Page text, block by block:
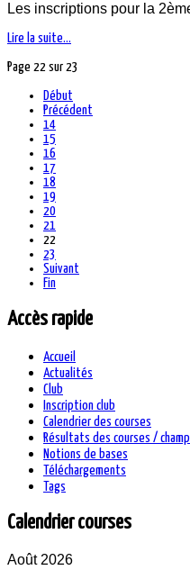
Les inscriptions pour la
Lire la suite...
Page 22 sur 23
Début
Précédent
14
15
16
17
18
19
20
21
22
23
Suivant
Fin
Accès rapide
Accueil
Actualités
Club
Inscription club
Calendrier des courses
Résultats des courses /
Notions de bases
Téléchargements
Tags
Calendrier courses
Août 2026